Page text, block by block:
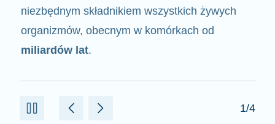
komponentami komórek, w wyniku czego
powstają białka.